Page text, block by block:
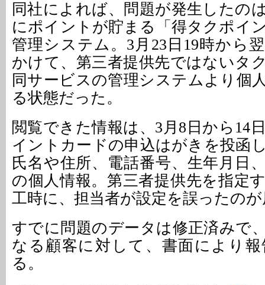
同社によれば、問題が発生したの
にポイントが貯まる「得タクポイ
管理システム。3月23日19時から
かけて、第三者提供先ではないタ
同サービスの管理システムより個
る状態だった。
閲覧できた情報は、3月8日から14
イントカードの申込はがきを投函
氏名や住所、電話番号、生年月日
の個人情報。第三者提供先を指定
工時に、担当者が設定を誤ったの
すでに問題のデータは修正済みで
なる顧客に対して、書面により
る。